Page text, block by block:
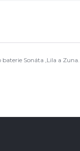
Sonáta ,Lila a Zuna.